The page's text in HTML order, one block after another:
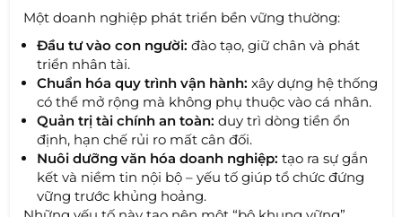
Một doanh nghiệp phát triển bền vững thường:
Đầu tư vào con người: đào tạo, giữ chân và phát
triển nhân tài.
Chuẩn hóa quy trình vận hành: xây dựng hệ thống
có thể mở rộng mà không phụ thuộc vào cá nhân.
Quản trị tài chính an toàn: duy trì dòng tiền ổn
định, hạn chế rủi ro mất cân đối.
Nuôi dưỡng văn hóa doanh nghiệp: tạo ra sự gắn
kết và niềm tin nội bộ – yếu tố giúp tổ chức đứng
vững trước khủng hoảng.